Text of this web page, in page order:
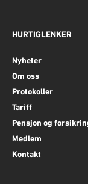
HURTIGLENKER
Nyheter
Om oss
Protokoller
Tariff
Pensjon og
Medlem
Kontakt